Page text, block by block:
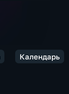
Календарь